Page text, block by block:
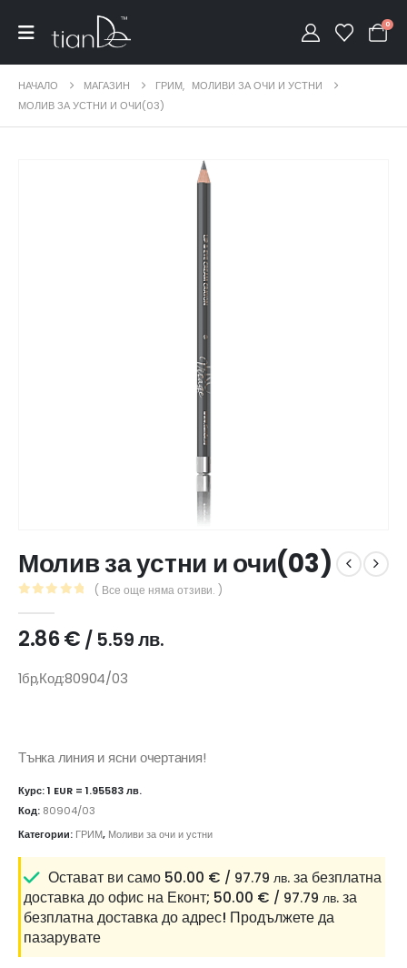
0
НАЧАЛО МАГАЗИН ГРИМ, МОЛИВИ ЗА ОЧИ И УСТНИ
МОЛИВ ЗА УСТНИ И ОЧИ(03)
Молив за устни и очи(03)
( Все още няма отзиви. )
2.86€ / 5.59 лв.
1бр,Код:80904/03
Тънка линия и ясни очертания!
Курс: 1 EUR = 1.95583 лв.
Код: 80904/03
Категории: ГРИМ, Моливи за очи и устни
Остават ви само 50.00 € / 97.79 лв. за безплатна
доставка до офис на Еконт; 50.00 € / 97.79 лв. за
безплатна доставка до адрес! Продължете да
пазарувате